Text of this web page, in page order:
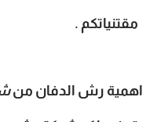
مقتنياتكم .
اهمية رش الدفان من